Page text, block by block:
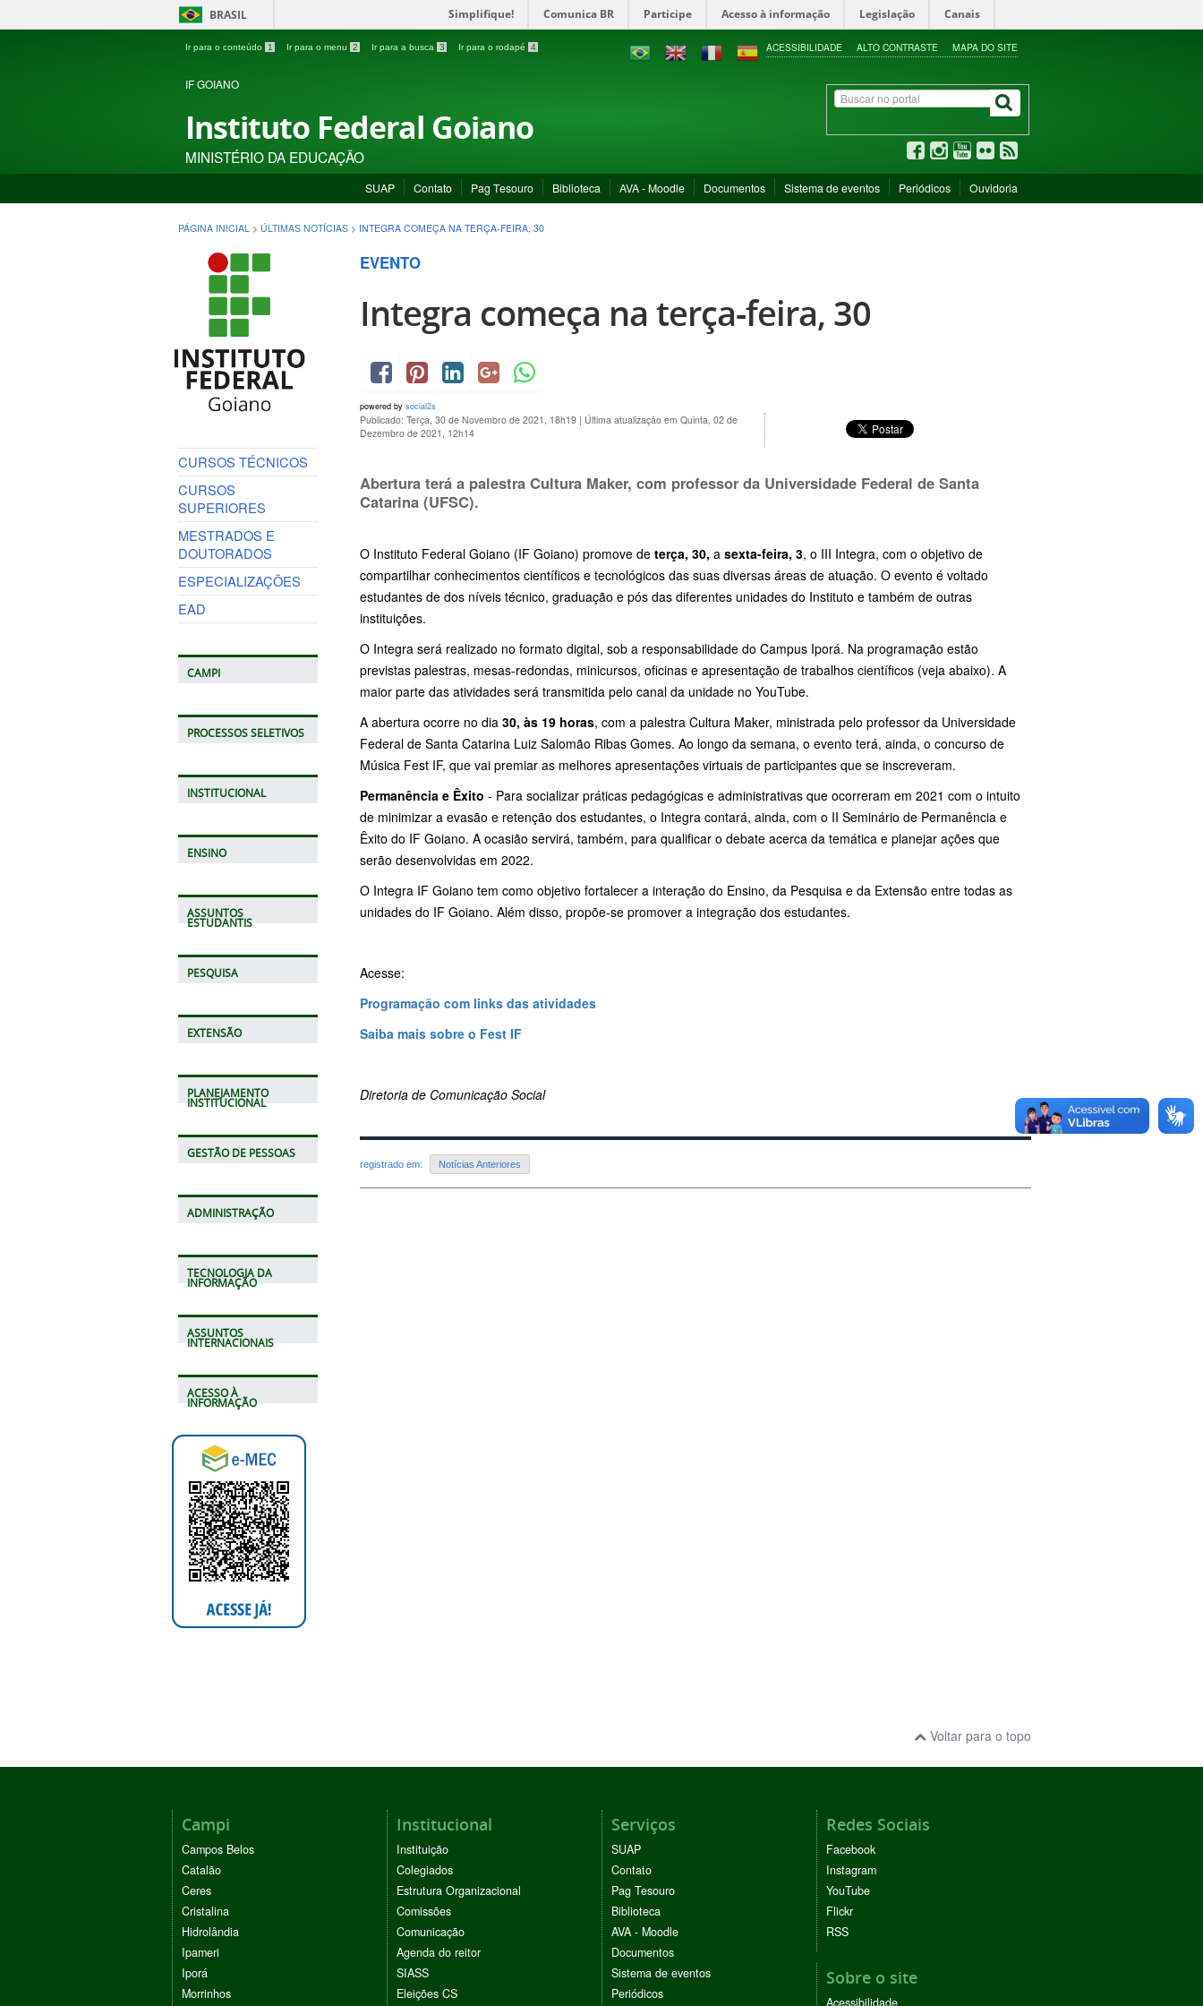
BRASIL Simplifique! Comunica BR Participe Acesso à informação Legislação Canais
Ir para o conteúdo 1 Ir para o menu 2 Ir para a busca 3 Ir para o rodapé 4 ACESSIBILIDADE ALTO CONTRASTE MAPA DO SITE
IF GOIANO
Instituto Federal Goiano
MINISTÉRIO DA EDUCAÇÃO
SUAP Contato Pag Tesouro Biblioteca AVA - Moodle Documentos Sistema de eventos Periódicos Ouvidoria
PÁGINA INICIAL > ÚLTIMAS NOTÍCIAS > INTEGRA COMEÇA NA TERÇA-FEIRA, 30
CURSOS TÉCNICOS
CURSOS
SUPERIORES
MESTRADOS E
DOUTORADOS
ESPECIALIZAÇÕES
EAD
CAMPI
PROCESSOS SELETIVOS
INSTITUCIONAL
ENSINO
ASSUNTOS
ESTUDANTIS
PESQUISA
EXTENSÃO
PLANEJAMENTO
INSTITUCIONAL
GESTÃO DE PESSOAS
ADMINISTRAÇÃO
TECNOLOGIA DA
INFORMAÇÃO
ASSUNTOS
INTERNACIONAIS
ACESSO À
INFORMAÇÃO
EVENTO
Integra começa na terça-feira, 30
powered by social2s
Publicado: Terça, 30 de Novembro de 2021, 18h19 | Última atualização em Quinta, 02 de
Dezembro de 2021, 12h14
Abertura terá a palestra Cultura Maker, com professor da Universidade Federal de Santa
Catarina (UFSC).
O Instituto Federal Goiano (IF Goiano) promove de terça, 30, a sexta-feira, 3, o III Integra, com o objetivo de
compartilhar conhecimentos científicos e tecnológicos das suas diversas áreas de atuação. O evento é voltado
estudantes de dos níveis técnico, graduação e pós das diferentes unidades do Instituto e também de outras
instituições.
O Integra será realizado no formato digital, sob a responsabilidade do Campus Iporá. Na programação estão
previstas palestras, mesas-redondas, minicursos, oficinas e apresentação de trabalhos científicos (veja abaixo). A
maior parte das atividades será transmitida pelo canal da unidade no YouTube.
A abertura ocorre no dia 30, às 19 horas, com a palestra Cultura Maker, ministrada pelo professor da Universidade
Federal de Santa Catarina Luiz Salomão Ribas Gomes. Ao longo da semana, o evento terá, ainda, o concurso de
Música Fest IF, que vai premiar as melhores apresentações virtuais de participantes que se inscreveram.
Permanência e Êxito - Para socializar práticas pedagógicas e administrativas que ocorreram em 2021 com o intuito
de minimizar a evasão e retenção dos estudantes, o Integra contará, ainda, com o II Seminário de Permanência e
Êxito do IF Goiano. A ocasião servirá, também, para qualificar o debate acerca da temática e planejar ações que
serão desenvolvidas em 2022.
O Integra IF Goiano tem como objetivo fortalecer a interação do Ensino, da Pesquisa e da Extensão entre todas as
unidades do IF Goiano. Além disso, propõe-se promover a integração dos estudantes.
Acesse:
Programação com links das atividades
Saiba mais sobre o Fest IF
Diretoria de Comunicação Social
registrado em: Notícias Anteriores
Voltar para o topo
Campi
Campos Belos
Catalão
Ceres
Cristalina
Hidrolândia
Ipameri
Iporá
Morrinhos
Institucional
Instituição
Colegiados
Estrutura Organizacional
Comissões
Comunicação
Agenda do reitor
SIASS
Eleições CS
Serviços
SUAP
Contato
Pag Tesouro
Biblioteca
AVA - Moodle
Documentos
Sistema de eventos
Periódicos
Redes Sociais
Facebook
Instagram
YouTube
Flickr
RSS
Sobre o site